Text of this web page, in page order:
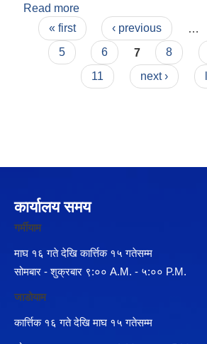
Read more
Pages
« first ‹ previous
5
6 7 8
11
next ›
कार्यालय समय
गर्मीयाम
माघ १६ गते देखि कार्त्तिक १५ गतेसम्म
सोमबार - शुक्रबार ९:०० A.M. - ५:०० P.M.
जाडोयाम
कार्त्तिक १६ गते देखि माघ १५ गतेसम्म